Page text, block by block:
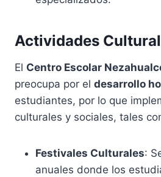
Actividades
El Centro Escolar
preocupa por el desarrollo
estudiantes, por lo que
culturales y sociales, tales
Festivales Culturales:
anuales donde los